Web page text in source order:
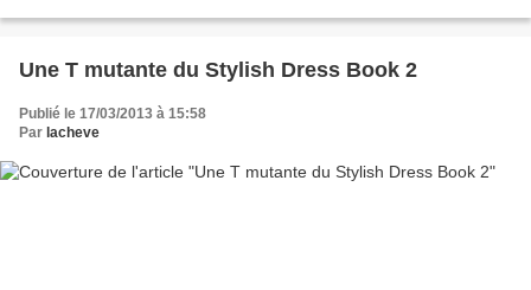
Une T mutante du Stylish Dress Book 2
Publié le 17/03/2013 à 15:58
Par lacheve